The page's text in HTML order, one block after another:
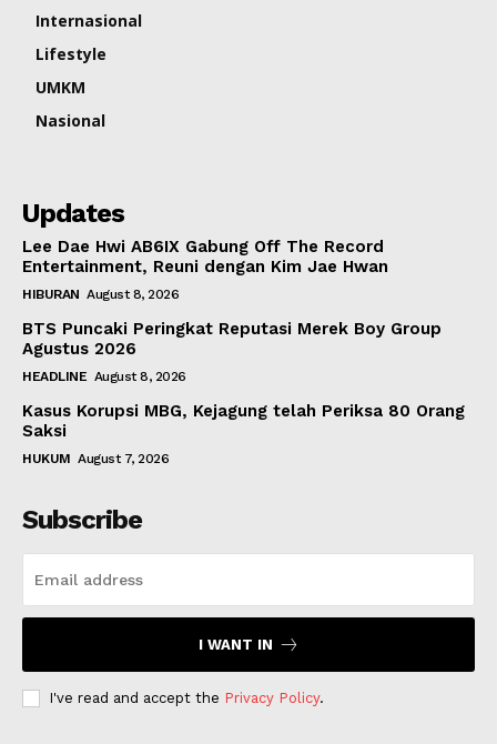
Internasional
Lifestyle
UMKM
Nasional
Updates
Lee Dae Hwi AB6IX Gabung Off The Record
Entertainment, Reuni dengan Kim Jae Hwan
HIBURAN August 8, 2026
BTS Puncaki Peringkat Reputasi Merek Boy Group
Agustus 2026
HEADLINE August 8, 2026
Kasus Korupsi MBG, Kejagung telah Periksa 80 Orang
Saksi
HUKUM August 7, 2026
Subscribe
I WANT IN
I've read and accept the Privacy Policy.